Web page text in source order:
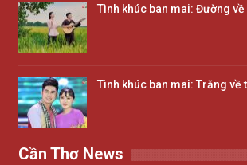
Tình khúc ban mai: Đường về
Tình khúc ban mai: Trăng về
Cần Thơ News